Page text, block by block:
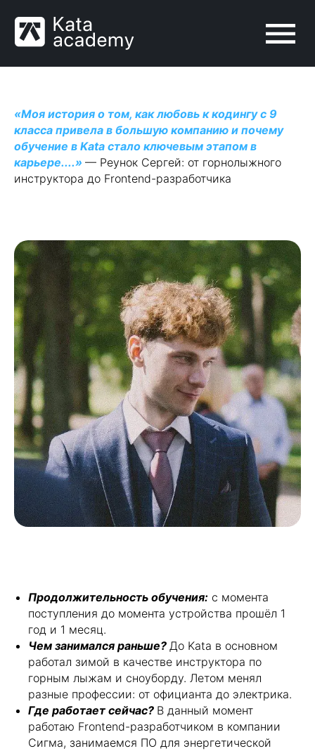
«‎Моя история о том, как любовь к кодингу с 9
класса привела в большую компанию и почему
обучение в Kata стало ключевым этапом в
карьере....» — Реунок Сергей: от горнолыжного
инструктора до Frontend-разработчика
Продолжительность обучения: с момента
поступления до момента устройства прошёл 1
год и 1 месяц.
Чем занимался раньше? До Kata в основном
работал зимой в качестве инструктора по
горным лыжам и сноуборду. Летом менял
разные профессии: от официанта до электрика.
Где работает сейчас? В данный момент
работаю Frontend-разработчиком в компании
Сигма, занимаемся ПО для энергетической